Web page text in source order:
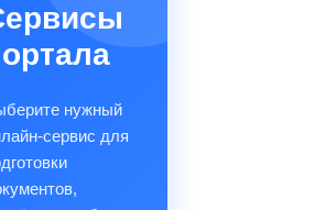
нужный
сервис для